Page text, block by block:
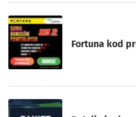
Fortuna kod